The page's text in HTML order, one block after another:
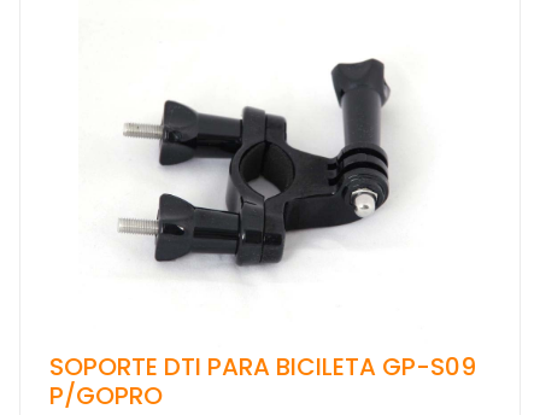
SOPORTE DTI PARA BICILETA GP-S09
P/GOPRO